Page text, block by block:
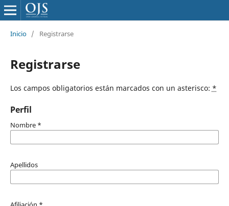
Inicio / Registrarse
Registrarse
Los campos obligatorios están marcados con un asterisco: *
Perfil
Nombre *
Apellidos